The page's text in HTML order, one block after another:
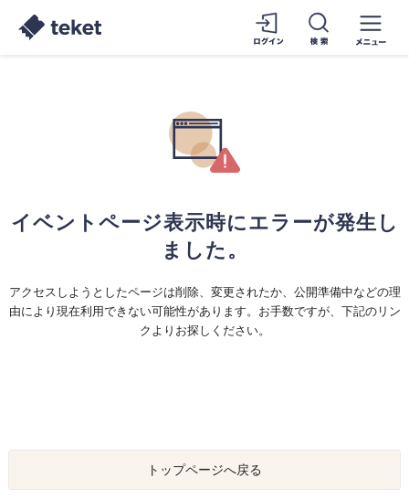
イベントページ表示時にエラーが発生し
ました。
アクセスしようとしたページは削除、変更されたか、公開準備中などの理
由により現在利用できない可能性があります。お手数ですが、下記のリン
クよりお探しください。
トップページへ戻る